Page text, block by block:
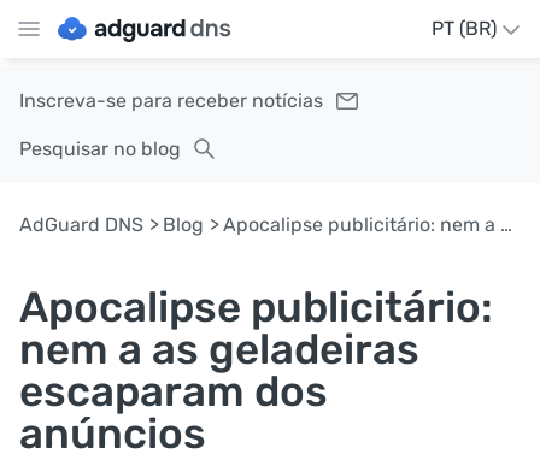
PT (BR)
Inscreva-se para receber notícias
Pesquisar no blog
AdGuard DNS Blog Apocalipse publicitário: nem a as geladeiras escaparam dos anúncios
Apocalipse publicitário:
nem a as geladeiras
escaparam dos
anúncios